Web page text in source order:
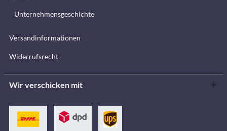
Unternehmensgeschichte
Versandinformationen
Widerrufsrecht
Wir verschicken mit